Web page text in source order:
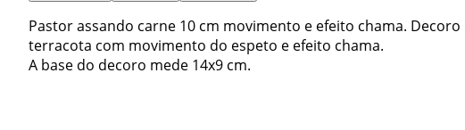
Pastor assando carne 10 cm movimento e efeito chama.
terracota com movimento do espeto e efeito chama.
A base do decoro mede 14x9 cm.